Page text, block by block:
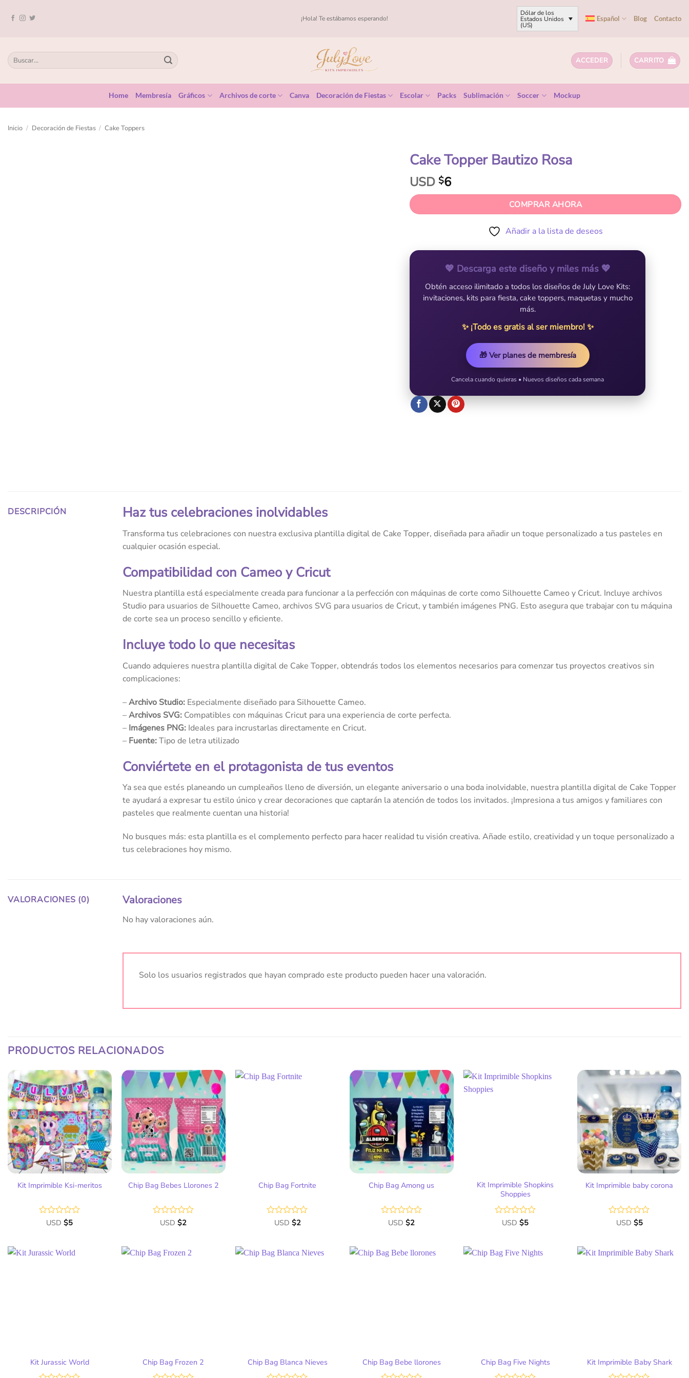
¡Hola! Te estábamos esperando!
Dólar de los
Estados Unidos
(US)
Español Blog Contacto
ACCEDER CARRITO
Home Membresía Gráficos Archivos de corte Canva Decoración de Fiestas Escolar Packs Sublimación Soccer Mockup
Inicio / Decoración de Fiestas / Cake Toppers
Cake Topper Bautizo Rosa
USD $6
COMPRAR AHORA
Añadir a la lista de deseos
💖 Descarga este diseño y miles más 💖
Obtén acceso ilimitado a todos los diseños de July Love Kits:
invitaciones, kits para fiesta, cake toppers, maquetas y mucho
más.
✨ ¡Todo es gratis al ser miembro! ✨
🎁 Ver planes de membresía
Cancela cuando quieras • Nuevos diseños cada semana
DESCRIPCIÓN Haz tus celebraciones inolvidables
Transforma tus celebraciones con nuestra exclusiva plantilla digital de Cake Topper, diseñada para añadir un toque personalizado a tus pasteles en
cualquier ocasión especial.
Compatibilidad con Cameo y Cricut
Nuestra plantilla está especialmente creada para funcionar a la perfección con máquinas de corte como Silhouette Cameo y Cricut. Incluye archivos
Studio para usuarios de Silhouette Cameo, archivos SVG para usuarios de Cricut, y también imágenes PNG. Esto asegura que trabajar con tu máquina
de corte sea un proceso sencillo y eficiente.
Incluye todo lo que necesitas
Cuando adquieres nuestra plantilla digital de Cake Topper, obtendrás todos los elementos necesarios para comenzar tus proyectos creativos sin
complicaciones:
–Archivo Studio: Especialmente diseñado para Silhouette Cameo.
–Archivos SVG: Compatibles con máquinas Cricut para una experiencia de corte perfecta.
– Imágenes PNG: Ideales para incrustarlas directamente en Cricut.
– Fuente:Tipo de letra utilizado
Conviértete en el protagonista de tus eventos
Ya sea que estés planeando un cumpleaños lleno de diversión, un elegante aniversario o una boda inolvidable, nuestra plantilla digital de Cake Topper
te ayudará a expresar tu estilo único y crear decoraciones que captarán la atención de todos los invitados. ¡Impresiona a tus amigos y familiares con
pasteles que realmente cuentan una historia!
No busques más: esta plantilla es el complemento perfecto para hacer realidad tu visión creativa. Añade estilo, creatividad y un toque personalizado a
tus celebraciones hoy mismo.
VALORACIONES (0) Valoraciones
No hay valoraciones aún.
Solo los usuarios registrados que hayan comprado este producto pueden hacer una valoración.
PRODUCTOS RELACIONADOS
Añadir
a la
lista
de
deseos
Kit Imprimible Ksi-meritos
Valorado
5
USD$5
Añadir
a la
lista
de
deseos
Chip Bag Bebes Llorones 2
Valorado
5
USD$2
Chip Bag Fortnite
Valorado
5
USD $2
Añadir
a la
lista
de
deseos
Chip Bag Among us
Valorado
5
USD$2
Kit Imprimible Shopkins
Shoppies
Valorado
5
USD$5
Añadir
a la
lista
de
deseos
Kit Imprimible baby corona
Valorado
5
USD $5
Kit Jurassic World Chip Bag Frozen 2 Chip Bag Blanca Nieves Chip Bag Bebe llorones Chip Bag Five Nights Kit Imprimible Baby Shark